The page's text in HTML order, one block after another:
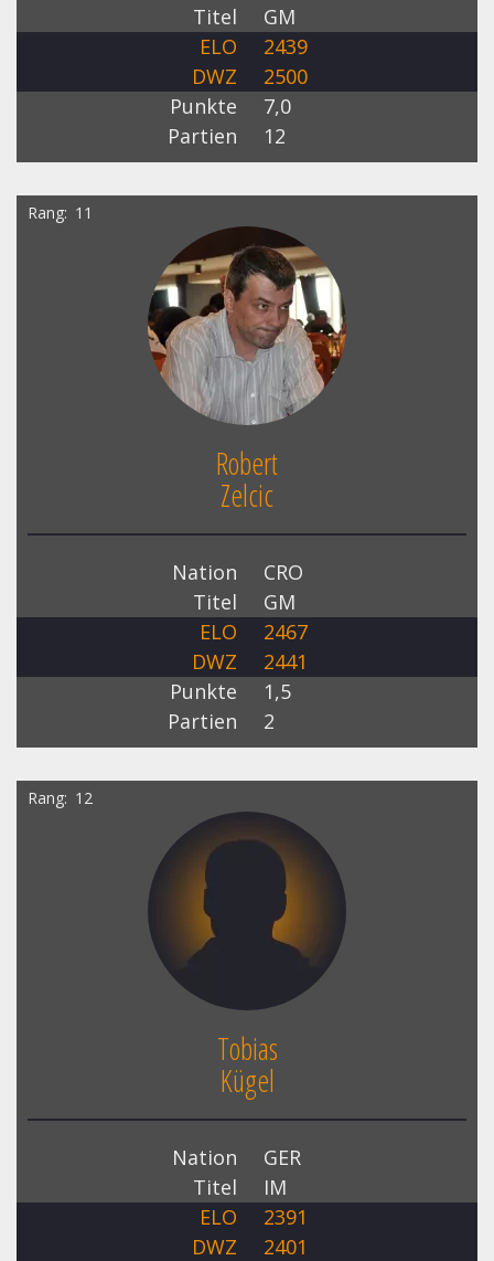
Titel
GM
ELO
2439
DWZ
2500
Punkte
7,0
Partien
12
Rang 11
Robert
Zelcic
Nation
CRO
Titel
GM
ELO
2467
DWZ
2441
Punkte
1,5
Partien
2
Rang 12
Tobias
Kügel
Nation
GER
Titel
IM
ELO
2391
DWZ
2401